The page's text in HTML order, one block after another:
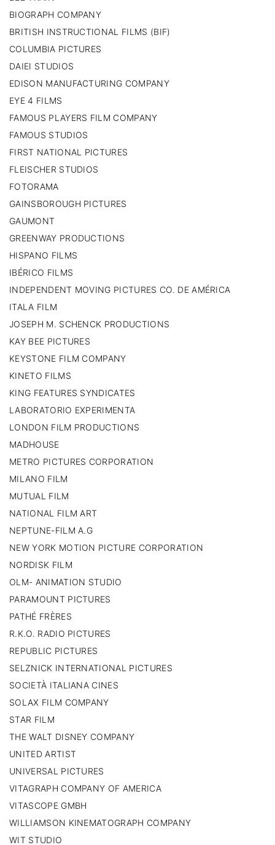
BIOGRAPH COMPANY
BRITISH INSTRUCTIONAL FILMS (BIF)
COLUMBIA PICTURES
DAIEI STUDIOS
EDISON MANUFACTURING COMPANY
EYE 4 FILMS
FAMOUS PLAYERS FILM COMPANY
FAMOUS STUDIOS
FIRST NATIONAL PICTURES
FLEISCHER STUDIOS
FOTORAMA
GAINSBOROUGH PICTURES
GAUMONT
GREENWAY PRODUCTIONS
HISPANO FILMS
IBÉRICO FILMS
INDEPENDENT MOVING PICTURES CO. DE AMÉRICA
ITALA FILM
JOSEPH M. SCHENCK PRODUCTIONS
KAY BEE PICTURES
KEYSTONE FILM COMPANY
KINETO FILMS
KING FEATURES SYNDICATES
LABORATORIO EXPERIMENTA
LONDON FILM PRODUCTIONS
MADHOUSE
METRO PICTURES CORPORATION
MILANO FILM
MUTUAL FILM
NATIONAL FILM ART
NEPTUNE-FILM A.G
NEW YORK MOTION PICTURE CORPORATION
NORDISK FILM
OLM- ANIMATION STUDIO
PARAMOUNT PICTURES
PATHÉ FRÈRES
R.K.O. RADIO PICTURES
REPUBLIC PICTURES
SELZNICK INTERNATIONAL PICTURES
SOCIETÀ ITALIANA CINES
SOLAX FILM COMPANY
STAR FILM
THE WALT DISNEY COMPANY
UNITED ARTIST
UNIVERSAL PICTURES
VITAGRAPH COMPANY OF AMERICA
VITASCOPE GMBH
WILLIAMSON KINEMATOGRAPH COMPANY
WIT STUDIO